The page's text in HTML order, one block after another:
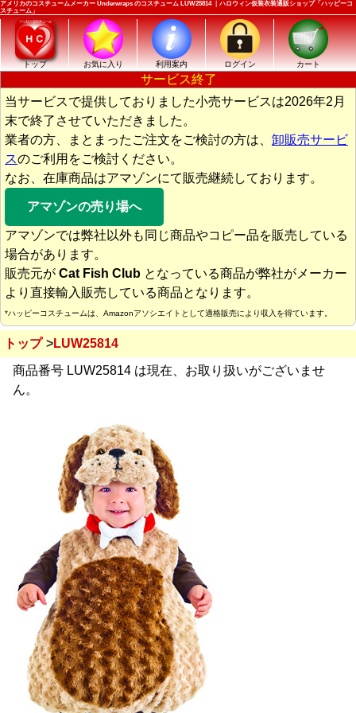
アメリカのコスチュームメーカー Underwraps のコスチューム LUW25814 ｜ハロウィン仮装衣装通販ショップ「ハッピーコ
スチューム」
トップ お気に入り 利用案内 ログイン カート
サービス終了
当サービスで提供しておりました小売サービスは2026年2月
末で終了させていただきました。
業者の方、まとまったご注文をご検討の方は、 卸販売サービ
スのご利用をご検討ください。
なお、在庫商品はアマゾンにて販売継続しております。
アマゾンの売り場へ
アマゾンでは弊社以外も同じ商品やコピー品を販売している
場合があります。
販売元が Cat Fish Club となっている商品が弊社がメーカー
より直接輸入販売している商品となります。
*ハッピーコスチュームは、Amazonアソシエイトとして適格販売により収入を得ています。
トップ
LUW25814
商品番号 LUW25814 は現在、お取り扱いがございませ
ん。